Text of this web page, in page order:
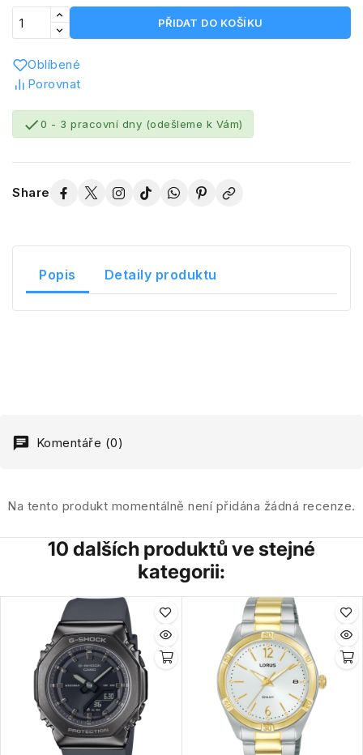
PŘIDAT DO KOŠÍKU
Oblíbené
Porovnat
0 - 3 pracovní dny (odešleme k Vám)
Share
Popis Detaily produktu
Komentáře (0)
Na tento produkt momentálně není přidána žádná recenze.
10 dalších produktů ve stejné
kategorii: